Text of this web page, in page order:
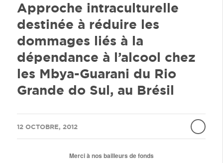
Approche intraculturelle
destinée à réduire les
dommages liés à la
dépendance à l’alcool chez
les Mbya-Guarani du Rio
Grande do Sul, au Brésil
12 OCTOBRE, 2012
/
Merci à nos bailleurs de fonds